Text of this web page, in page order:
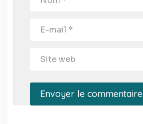
Envoyer le commentaire